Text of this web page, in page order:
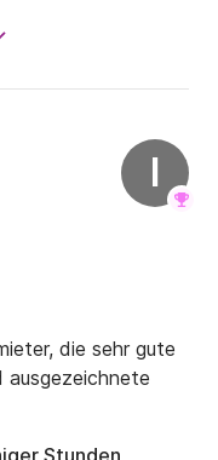
I
die sehr gute
ausgezeichnete